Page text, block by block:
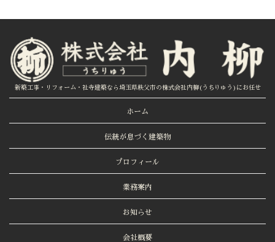
新築工事・リフォーム・社寺建築なら埼玉県秩父市の株式会社内柳(うちりゅう)にお任せ
ホーム
伝統が息づく建築物
プロフィール
業務案内
お知らせ
会社概要